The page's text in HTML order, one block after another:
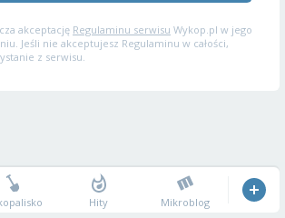
akceptację Regulaminu serwisu Wykop.pl w jego
Jeśli nie akceptujesz Regulaminu w całości,
z serwisu.
Hity Mikroblog